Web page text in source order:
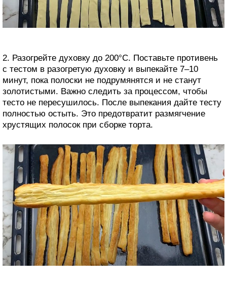
2. Разогрейте духовку до 200°C. Поставьте противень
с тестом в разогретую духовку и выпекайте 7–10
минут, пока полоски не подрумянятся и не станут
золотистыми. Важно следить за процессом, чтобы
тесто не пересушилось. После выпекания дайте тесту
полностью остыть. Это предотвратит размягчение
хрустящих полосок при сборке торта.